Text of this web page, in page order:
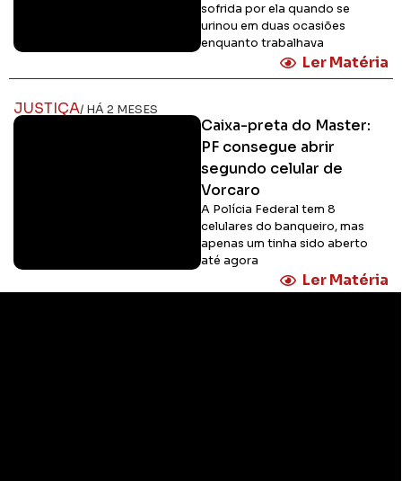
sofrida por ela quando se
urinou em duas ocasiões
enquanto trabalhava
Ler Matéria
JUSTIÇA/ HÁ 2 MESES
Caixa-preta do Master:
PF consegue abrir
segundo celular de
Vorcaro
A Polícia Federal tem 8
celulares do banqueiro, mas
apenas um tinha sido aberto
até agora
Ler Matéria